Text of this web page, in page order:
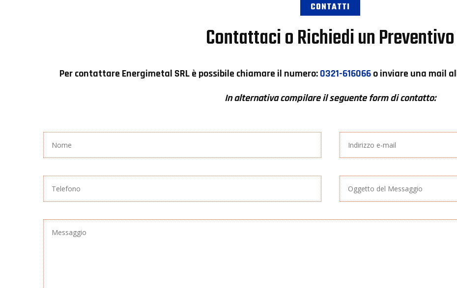
CONTATTI
Contattaci o Richiedi un Preventivo
Per contattare Energimetal SRLè possibile chiamare il numero:0321-616066o inviare una mail
In alternativa compilare il seguente form di contatto: